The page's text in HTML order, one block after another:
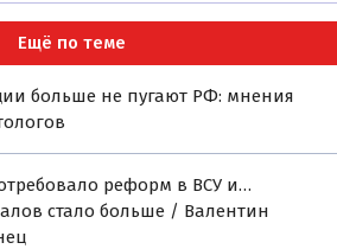
Ещё по теме
больше не пугают РФ: мнения
реформ в ВСУ и…
стало больше / Валентин